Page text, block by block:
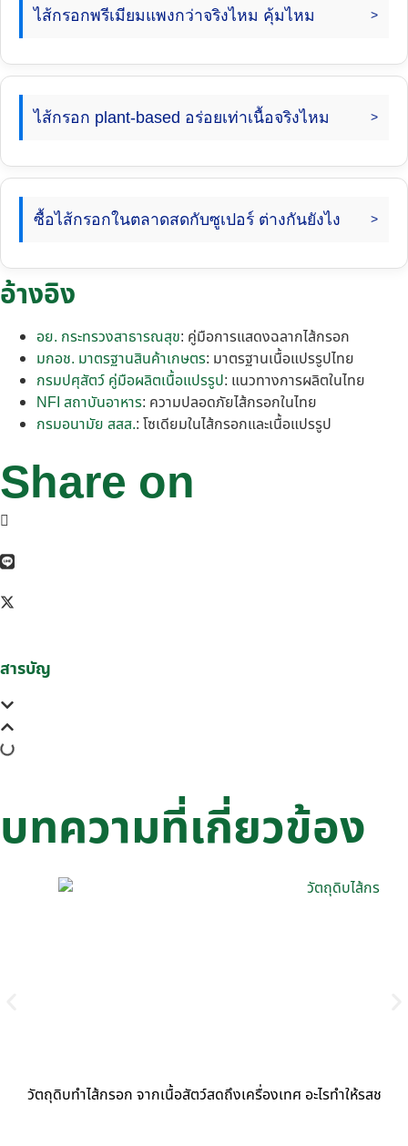
ไส้กรอกพรีเมียมแพงกว่าจริงไหม คุ้มไหม
ไส้กรอก plant-based อร่อยเท่าเนื้อจริงไหม
ซื้อไส้กรอกในตลาดสดกับซูเปอร์ ต่างกันยังไง
อ้างอิง
อย. กระทรวงสาธารณสุข: คู่มือการแสดงฉลากไส้กรอก
มกอช. มาตรฐานสินค้าเกษตร: มาตรฐานเนื้อแปรรูปไทย
กรมปศุสัตว์ คู่มือผลิตเนื้อแปรรูป: แนวทางการผลิตในไทย
NFI สถาบันอาหาร: ความปลอดภัยไส้กรอกในไทย
กรมอนามัย สสส.: โซเดียมในไส้กรอกและเนื้อแปรรูป
Share on
สารบัญ
บทความที่เกี่ยวข้อง
วัตถุดิบทำไส้กรอก จากเนื้อสัตว์สดถึงเครื่องเทศ อะไรทำให้รสชาติ